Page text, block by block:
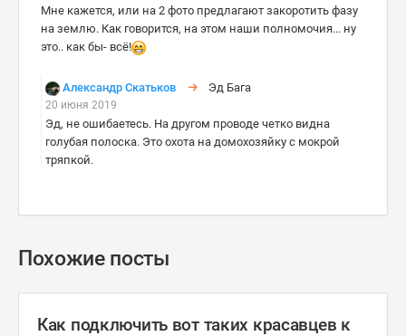
Мне кажется, или на 2 фото предлагают закоротить фазу
на землю. Как говорится, на этом наши полномочия... ну
это.. как бы- всё!
Александр Скатьков Эд Бага
20 июня 2019
Эд, не ошибаетесь. На другом проводе четко видна
голубая полоска. Это охота на домохозяйку с мокрой
тряпкой.
Похожие посты
Как подключить вот таких красавцев к